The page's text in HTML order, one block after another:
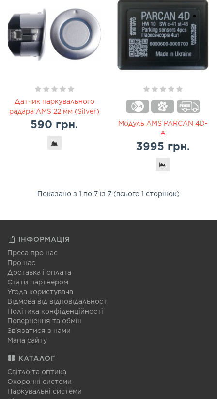
Датчик паркувального
радара AMS 22 мм (Silver)
590 грн.
Модуль AMS PARCAN 4D-
A
3995 грн.
Показано з 1 по 7 із 7 (всього 1 сторінок)
ІНФОРМАЦІЯ
Преса про нас
Про нас
Доставка і оплата
Стати партнером
Угода користувача
Відмова від відповідальності
Політика конфіденційності
Повернення та обмін
Зв'язатися з нами
Мапа сайту
КАТАЛОГ
Світло та оптика
Охоронні системи
Паркувальні системи